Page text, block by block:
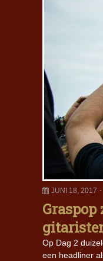
JUNI 18, 2017
Op Dag 2
een headliner